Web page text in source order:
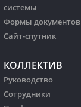
системы
Формы документов
Сайт-спутник
КОЛЛЕКТИВ
Руководство
Сотрудники